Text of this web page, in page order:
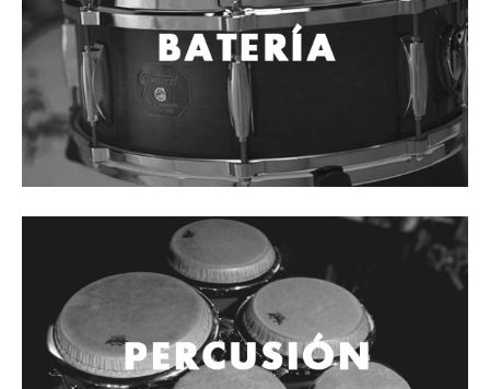
Cables
Audio Profesional
Columnas pasivas
Columnas activas
Amplificadores
Procesadores y efectos
Monitores de estudio
Interfaz para grabación
Audífonos y monitoreo personal
Estantes y soportes